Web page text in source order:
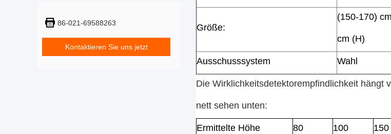
86-021-69588263
Kontaktieren Sie uns jetzt
Größe:
(150-170)
cm (H)
Ausschusssystem Wahl
Die Wirklichkeitsdetektorempfindlichkeit hängt
nett sehen unten:
Ermittelte Höhe 80 100 150